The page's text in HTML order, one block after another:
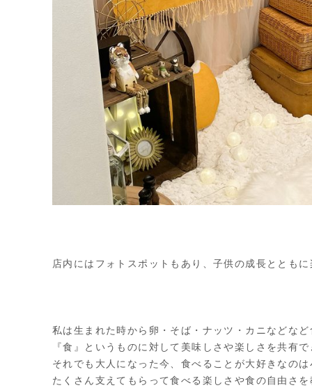
店内にはフォトスポットもあり、子供の成長ととも
私は生まれた時から卵・そば・ナッツ・カニなどな
『食』というものに対して美味しさや楽しさを共有
それでも大人になった今、食べることが大好きなの
たくさん支えてもらって食べる楽しさや食の自由さ